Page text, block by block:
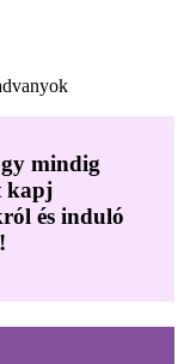
mindig
kapj
és induló